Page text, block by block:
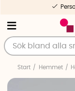
Start Hemmet